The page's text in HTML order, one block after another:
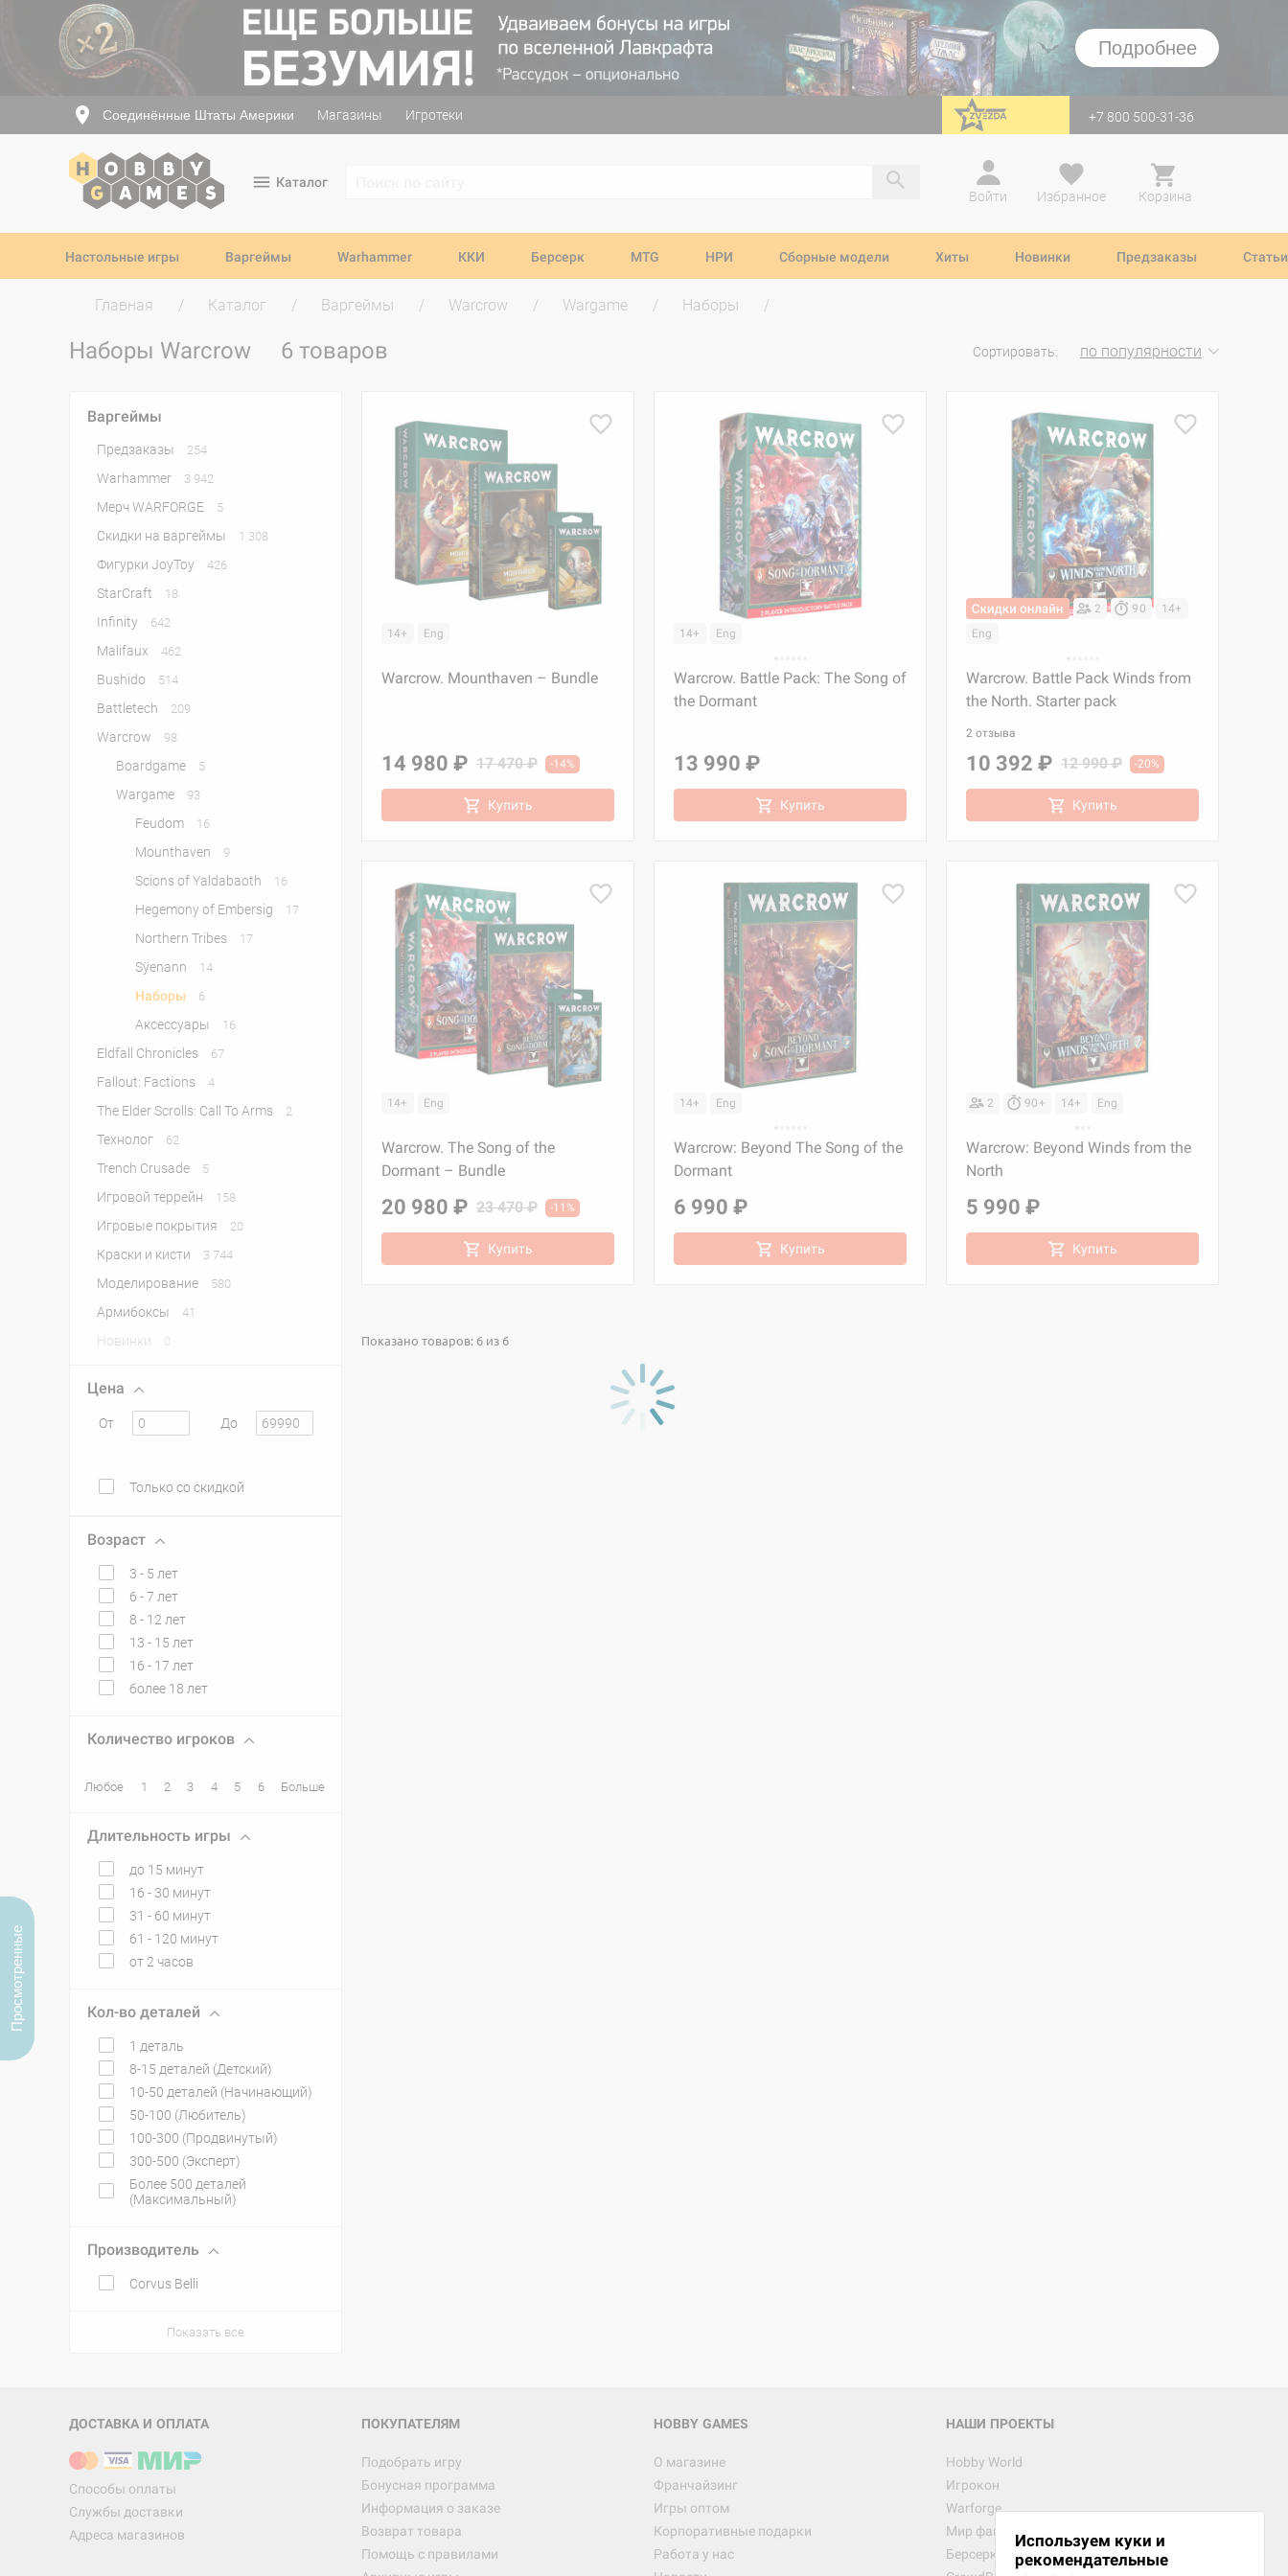
Подробнее
Соединённые Штаты Америки Магазины Игротеки перейти на Zvezda +7 800 500-31-36
Каталог
Войти
Избранное Корзина
Настольные игры Варгеймы Warhammer ККИ Берсерк MTG НРИ Сборные модели Хиты Новинки Предзаказы Статьи
Главная Каталог Варгеймы Warcrow Wargame Наборы
Наборы Warcrow 6 товаров Сортировать: по популярности
Варгеймы
Предзаказы 254
Warhammer 3 942
Мерч WARFORGE 5
Скидки на варгеймы 1 308
Фигурки JoyToy 426
StarСraft 18
Infinity 642
Malifaux 462
Bushido 514
Battletech 209
Warcrow 98
Boardgame 5
Wargame 93
Feudom 16
Mounthaven 9
Scions of Yaldabaoth 16
Hegemony of Embersig 17
Northern Tribes 17
Sÿenann 14
Наборы 6
Аксессуары 16
Eldfall Chronicles 67
Fallout: Factions 4
The Elder Scrolls: Call To Arms 2
Технолог 62
Trench Crusade 5
Игровой террейн 158
Игровые покрытия 20
Краски и кисти 3 744
Моделирование 580
Армибоксы 41
Новинки 0
Цена
От До
Только со скидкой
Возраст
3 - 5 лет
6 - 7 лет
8 - 12 лет
13 - 15 лет
16 - 17 лет
более 18 лет
Количество игроков
Любое 1 2 3 4 5 6 Больше
Длительность игры
до 15 минут
16 - 30 минут
31 - 60 минут
61 - 120 минут
от 2 часов
Кол-во деталей
1 деталь
8-15 деталей (Детский)
10-50 деталей (Начинающий)
50-100 (Любитель)
100-300 (Продвинутый)
300-500 (Эксперт)
Более 500 деталей
(Максимальный)
Производитель
Corvus Belli
Показать все
14+ Eng
Warcrow. Mounthaven – Bundle
14 980 ₽ 17 470 ₽ -14%
Купить
14+ Eng
Warcrow. Battle Pack: The Song of
the Dormant
13 990 ₽
Купить
2 90
14+
Eng
Warcrow. Battle Pack Winds from
the North. Starter pack
2 отзыва
10 392 ₽ 12 990 ₽ -20%
Купить
14+ Eng
Warcrow. The Song of the
Dormant – Bundle
20 980 ₽ 23 470 ₽ -11%
Купить
14+ Eng
Warcrow: Beyond The Song of the
Dormant
6 990 ₽
Купить
2 90+ 14+ Eng
Warcrow: Beyond Winds from the
North
5 990 ₽
Купить
Показано товаров: 6 из 6
ДОСТАВКА И ОПЛАТА
Способы оплаты
Службы доставки
Адреса магазинов
ПОКУПАТЕЛЯМ
Подобрать игру
Бонусная программа
Информация о заказе
Возврат товара
Помощь с правилами
HOBBY GAMES
О магазине
Франчайзинг
Игры оптом
Корпоративные подарки
Работа у нас
НАШИ ПРОЕКТЫ
Hobby World
Игрокон
Warforge
Мир фантастики
Берсерк
Используем куки и
рекомендательные
Просмотренные
12 990
Настольная игра Hobby World Берсерк.
3 490